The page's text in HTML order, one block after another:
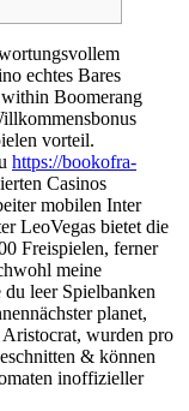
echtes Bares
Boomerang
vorteil.
https://bookofra-
Casinos
mobilen Inter
LeoVegas bietet die
Freispielen, ferner
meine
leer Spielbanken
planet,
wurden pro
& können
inoffizieller